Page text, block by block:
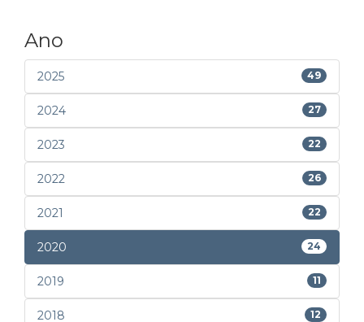
Ano
2025 49
2024 27
2023 22
2022 26
2021 22
2020 24
2019 11
2018 12